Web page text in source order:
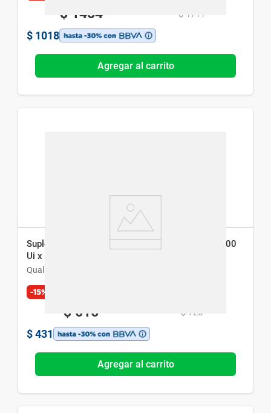
$ 1454 $ 1711
$ 1018
Agregar al carrito
Suplemento Nutricional Qualivits Vitamina D3 2000
Ui x 60 Cáps
Qualivits
-15%
$ 616 $ 725
$ 431
Agregar al carrito